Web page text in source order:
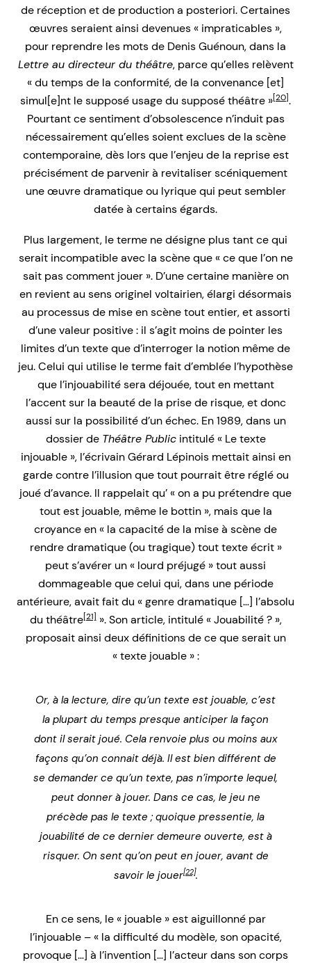
de réception et de production a posteriori. Certaines
œuvres seraient ainsi devenues « impraticables »,
pour reprendre les mots de Denis Guénoun, dans la
Lettre au directeur du théâtre, parce qu’elles relèvent
« du temps de la conformité, de la convenance [et]
simul[e]nt le supposé usage du supposé théâtre »[20].
Pourtant ce sentiment d’obsolescence n’induit pas
nécessairement qu’elles soient exclues de la scène
contemporaine, dès lors que l’enjeu de la reprise est
précisément de parvenir à revitaliser scéniquement
une œuvre dramatique ou lyrique qui peut sembler
datée à certains égards.
Plus largement, le terme ne désigne plus tant ce qui
serait incompatible avec la scène que « ce que l’on ne
sait pas comment jouer ». D’une certaine manière on
en revient au sens originel voltairien, élargi désormais
au processus de mise en scène tout entier, et assorti
d’une valeur positive : il s’agit moins de pointer les
limites d’un texte que d’interroger la notion même de
jeu. Celui qui utilise le terme fait d’emblée l’hypothèse
que l’injouabilité sera déjouée, tout en mettant
l’accent sur la beauté de la prise de risque, et donc
aussi sur la possibilité d’un échec. En 1989, dans un
dossier de Théâtre Publicintitulé « Le texte
injouable », l’écrivain Gérard Lépinois mettait ainsi en
garde contre l’illusion que tout pourrait être réglé ou
joué d’avance. Il rappelait qu’ « on a pu prétendre que
tout est jouable, même le bottin », mais que la
croyance en « la capacité de la mise à scène de
rendre dramatique (ou tragique) tout texte écrit »
peut s’avérer un « lourd préjugé » tout aussi
dommageable que celui qui, dans une période
antérieure, avait fait du « genre dramatique […] l’absolu
du théâtre[21]». Son article, intitulé « Jouabilité ? »,
proposait ainsi deux définitions de ce que serait un
« texte jouable » :
Or, à la lecture, dire qu’un texte est jouable, c’est
la plupart du temps presque anticiper la façon
dont il serait joué. Cela renvoie plus ou moins aux
façons qu’on connait déjà. Il est bien différent de
se demander ce qu’un texte, pas n’importe lequel,
peut donner à jouer. Dans ce cas, le jeu ne
précède pas le texte ; quoique pressentie, la
jouabilité de ce dernier demeure ouverte, est à
risquer. On sent qu’on peut en jouer, avant de
savoir le jouer[22].
En ce sens, le « jouable » est aiguillonné par
l’injouable – « la difficulté du modèle, son opacité,
provoque […] à l’invention […] l’acteur dans son corps